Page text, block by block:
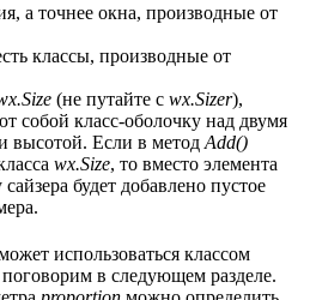
а точнее окна, производные от
классы, производные от
(не путайте с wx.Sizer),
собой класс-оболочку над двумя
высотой. Если в метод Add()
wx.Size, то вместо элемента
будет добавлено пустое
использоваться классом
в следующем разделе.